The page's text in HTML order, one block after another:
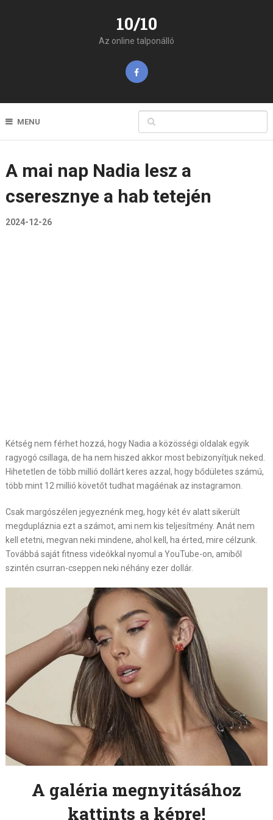
10/10
Az online talponálló
MENU
A mai nap Nadia lesz a
cseresznye a hab tetején
2024-12-26
Kétség nem férhet hozzá, hogy Nadia a közösségi oldalak egyik
ragyogó csillaga, de ha nem hiszed akkor most bebizonyítjuk neked.
Hihetetlen de több millió dollárt keres azzal, hogy bődületes számú,
több mint 12 millió követőt tudhat magáénak az instagramon.
Csak margószélen jegyeznénk meg, hogy két év alatt sikerült
megdupláznia ezt a számot, ami nem kis teljesítmény. Anát nem
kell etetni, megvan neki mindene, ahol kell, ha érted, mire célzunk.
Továbbá saját fitness videókkal nyomul a YouTube-on, amiből
szintén csurran-cseppen neki néhány ezer dollár.
A galéria megnyitásához
kattints a képre!